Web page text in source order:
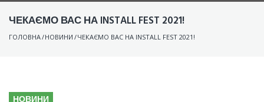
ЧЕКАЄМО ВАС НА INSTALL FEST 2021!
ГОЛОВНА/НОВИНИ /ЧЕКАЄМО ВАС НА INSTALL FEST 2021!